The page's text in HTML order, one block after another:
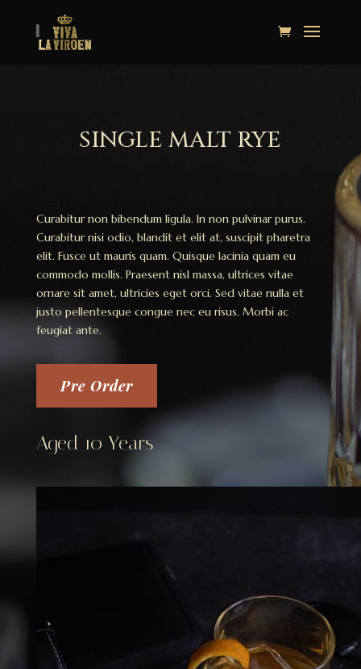
SINGLE MALT RYE
Curabitur non bibendum ligula. In non pulvinar purus.
Curabitur nisi odio, blandit et elit at, suscipit pharetra
elit. Fusce ut mauris quam. Quisque lacinia quam eu
commodo mollis. Praesent nisl massa, ultrices vitae
ornare sit amet, ultricies eget orci. Sed vitae nulla et
justo pellentesque congue nec eu risus. Morbi ac
feugiat ante.
Pre Order
Aged 10 Years